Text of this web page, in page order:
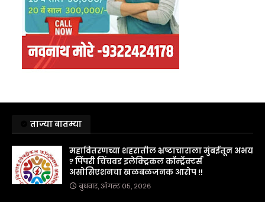
ताज्या बातम्या
महावितरणच्या शहरातील भ्रष्टाचाराला मुंबईतून अभय
? पिंपरी चिंचवड इलेक्ट्रिकल कॉन्ट्रॅक्टर्स
असोसिएशनचा खळबळजनक आरोप !!
बुधवार, ऑगस्ट ०५, २०२६